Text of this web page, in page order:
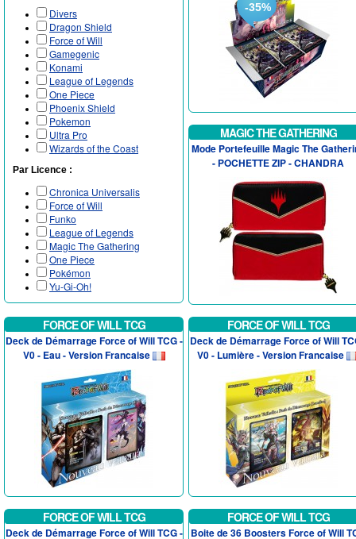
Divers
Dragon Shield
Force of Will
Gamegenic
Konami
League of Legends
One Piece
Phoenix Shield
Pokemon
Ultra Pro
Wizards of the Coast
Par Licence :
Chronica Universalis
Force of Will
Funko
League of Legends
Magic The Gathering
One Piece
Pokémon
Yu-Gi-Oh!
-35%
MAGIC THE GATHERING
Mode Portefeuille Magic The
- POCHETTE ZIP - CHANDRA
FORCE OF WILL TCG
Deck de Démarrage Force of Will TCG -
V0 - Eau - Version Francaise
FORCE OF WILL TCG
Deck de Démarrage Force of Will
V0 - Lumière - Version Francaise
FORCE OF WILL TCG
Deck de Démarrage Force of Will TCG -
FORCE OF WILL TCG
Boite de 36 Boosters Force of Will